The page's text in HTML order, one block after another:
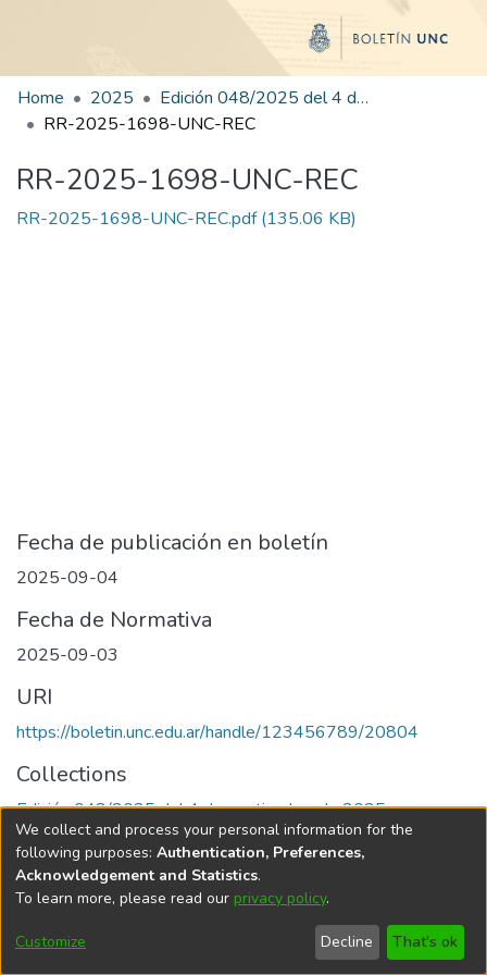
Home 2025
Edición 048/2025 del 4 de septiembre de 2025
RR-2025-1698-UNC-REC
RR-2025-1698-UNC-REC
RR-2025-1698-UNC-REC.pdf(135.06 KB)
Fecha de publicación en boletín
2025-09-04
Fecha de Normativa
2025-09-03
URI
https://boletin.unc.edu.ar/handle/123456789/20804
Collections
Edición 048/2025 del 4 de septiembre de 2025
Universidad Nacional de Córdoba
We collect and process your personal information for the
following purposes: Authentication, Preferences,
Acknowledgement and Statistics.
To learn more, please read our privacy policy.
Customize Decline That's ok